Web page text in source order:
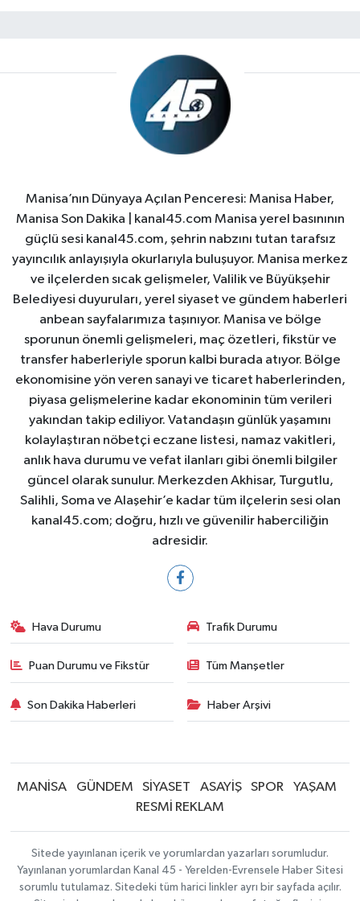
Manisa’nın Dünyaya Açılan Penceresi: Manisa Haber,
Manisa Son Dakika | kanal45.com Manisa yerel basınının
güçlü sesi kanal45.com, şehrin nabzını tutan tarafsız
yayıncılık anlayışıyla okurlarıyla buluşuyor. Manisa merkez
ve ilçelerden sıcak gelişmeler, Valilik ve Büyükşehir
Belediyesi duyuruları, yerel siyaset ve gündem haberleri
anbean sayfalarımıza taşınıyor. Manisa ve bölge
sporunun önemli gelişmeleri, maç özetleri, fikstür ve
transfer haberleriyle sporun kalbi burada atıyor. Bölge
ekonomisine yön veren sanayi ve ticaret haberlerinden,
piyasa gelişmelerine kadar ekonominin tüm verileri
yakından takip ediliyor. Vatandaşın günlük yaşamını
kolaylaştıran nöbetçi eczane listesi, namaz vakitleri,
anlık hava durumu ve vefat ilanları gibi önemli bilgiler
güncel olarak sunulur. Merkezden Akhisar, Turgutlu,
Salihli, Soma ve Alaşehir’e kadar tüm ilçelerin sesi olan
kanal45.com; doğru, hızlı ve güvenilir haberciliğin
adresidir.
Hava Durumu Trafik Durumu
Puan Durumu ve Fikstür Tüm Manşetler
Son Dakika Haberleri Haber Arşivi
MANİSA GÜNDEM SİYASET ASAYİŞ SPOR
YAŞAM
RESMİ REKLAM
Sitede yayınlanan içerik ve yorumlardan yazarları sorumludur.
Yayınlanan yorumlardan Kanal 45 - Yerelden-Evrensele Haber Sitesi
sorumlu tutulamaz. Sitedeki tüm harici linkler ayrı bir sayfada açılır.